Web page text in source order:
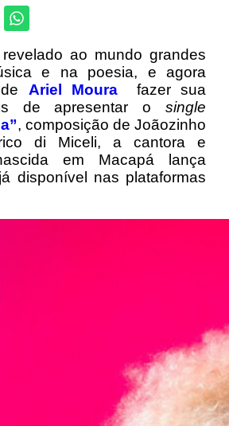
ao mundo grandes
e na poesia, e agora
Ariel Moura
fazer sua
de apresentar osingle
, composição de Joãozinho
di Miceli, a cantora e
em Macapá lança
disponível nas plataformas